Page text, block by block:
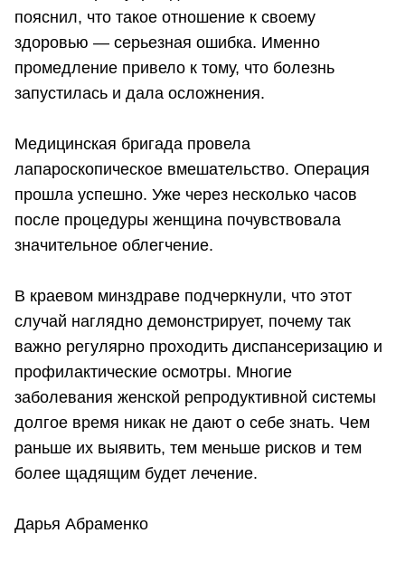
пояснил, что такое отношение к своему
здоровью — серьезная ошибка. Именно
промедление привело к тому, что болезнь
запустилась и дала осложнения.
Медицинская бригада провела
лапароскопическое вмешательство. Операция
прошла успешно. Уже через несколько часов
после процедуры женщина почувствовала
значительное облегчение.
В краевом минздраве подчеркнули, что этот
случай наглядно демонстрирует, почему так
важно регулярно проходить диспансеризацию и
профилактические осмотры. Многие
заболевания женской репродуктивной системы
долгое время никак не дают о себе знать. Чем
раньше их выявить, тем меньше рисков и тем
более щадящим будет лечение.
Дарья Абраменко